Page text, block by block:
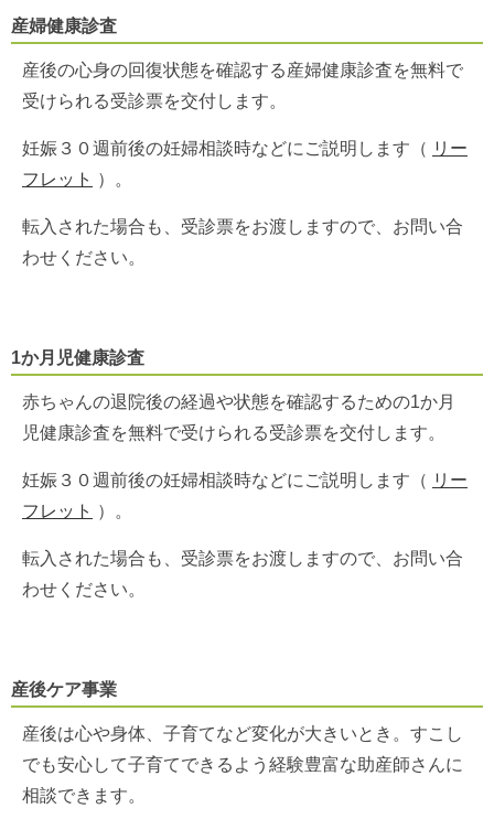
産婦健康診査
産後の心身の回復状態を確認する産婦健康診査を無料で
受けられる受診票を交付します。
妊娠３０週前後の妊婦相談時などにご説明します （ リー
フレット ） 。
転入された場合も、受診票をお渡しますので、お問い合
わせください。
1か月児健康診査
赤ちゃんの退院後の経過や状態を確認するための1か月
児健康診査を無料で受けられる受診票を交付します。
妊娠３０週前後の妊婦相談時などにご説明します （ リー
フレット ） 。
転入された場合も、受診票をお渡しますので、お問い合
わせください。
産後ケア事業
産後は心や身体、子育てなど変化が大きいとき。すこし
でも安心して子育てできるよう経験豊富な助産師さんに
相談できます。